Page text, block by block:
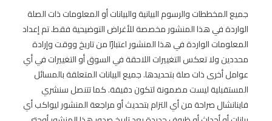
جميع المخططات والرسوم البيانية والبيانات أو المعلومات ذات الصلة
الواردة في هذا المنشور مخصصة للأغراض التوضيحية فقط. تم إعداد
المعلومات الواردة في هذا المنشور اعتبارًا من تاريخ ووقت وإرادة
محددين ولا تعكس التغييرات اللاحقة في السوق أو التغييرات في أي
عوامل أخرى ذات صلة بتحديدها. جميع البيانات المتعلقة بالمسائل
المستقبلية ليست مضمونة لتكون دقيقة. كما تتنصل سنشري
فاينانشال صراحة من أي التزام بتحديث أو مراجعة المنشور ليواكب أي